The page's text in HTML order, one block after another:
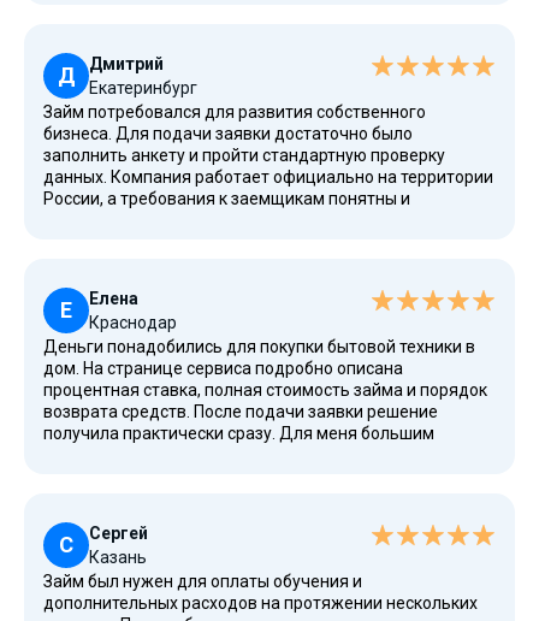
Д
Дмитрий
Екатеринбург
Займ потребовался для развития собственного
бизнеса. Для подачи заявки достаточно было
заполнить анкету и пройти стандартную проверку
данных. Компания работает официально на территории
России, а требования к заемщикам понятны и
и возможность получить деньги без посещения офиса.
Е
Елена
Краснодар
Деньги понадобились для покупки бытовой техники в
дом. На странице сервиса подробно описана
процентная ставка, полная стоимость займа и порядок
возврата средств. После подачи заявки решение
получила практически сразу. Для меня большим
экономит время.
С
Сергей
Казань
Займ был нужен для оплаты обучения и
дополнительных расходов на протяжении нескольких